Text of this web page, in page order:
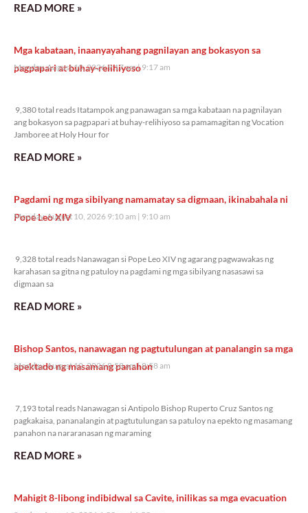
READ MORE »
Mga kabataan, inaanyayahang pagnilayan ang bokasyon sa
pagpapari at buhay-relihiyoso
Monday, August 10, 2026 9:17 am 9:17 am
9,380 total reads Itatampok ang panawagan sa mga kabataan na pagnilayan
ang bokasyon sa pagpapari at buhay-relihiyoso sa pamamagitan ng Vocation
Jamboree at Holy Hour for
READ MORE »
Pagdami ng mga sibilyang namamatay sa digmaan, ikinabahala ni
Pope Leo XIV
Monday, August 10, 2026 9:10 am 9:10 am
9,328 total reads Nanawagan si Pope Leo XIV ng agarang pagwawakas ng
karahasan sa gitna ng patuloy na pagdami ng mga sibilyang nasasawi sa
digmaan sa
READ MORE »
Bishop Santos, nanawagan ng pagtutulungan at panalangin sa mga
apektado ng masamang panahon
Monday, August 10, 2026 8:58 am 8:58 am
7,193 total reads Nanawagan si Antipolo Bishop Ruperto Cruz Santos ng
pagkakaisa, pananalangin at pagtutulungan sa patuloy na epekto ng masamang
panahon na nararanasan ng maraming
READ MORE »
Mahigit 8-libong indibidwal sa Cavite, inilikas sa mga evacuation